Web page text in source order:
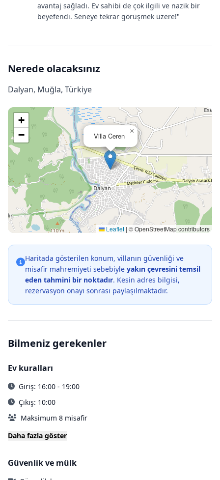
avantaj sağladı. Ev sahibi de çok ilgili ve nazik bir
beyefendi. Seneye tekrar görüşmek üzere!"
Nerede olacaksınız
Dalyan, Muğla, Türkiye
Villa Ceren
×
+
−
Leaflet | © OpenStreetMap contributors
Haritada gösterilen konum, villanın güvenliği ve
misafir mahremiyeti sebebiyle yakın çevresini temsil
eden tahmini bir noktadır. Kesin adres bilgisi,
rezervasyon onayı sonrası paylaşılmaktadır.
Bilmeniz gerekenler
Ev kuralları
Giriş: 16:00 - 19:00
Çıkış: 10:00
Maksimum 8 misafir
Daha fazla göster
Güvenlik ve mülk